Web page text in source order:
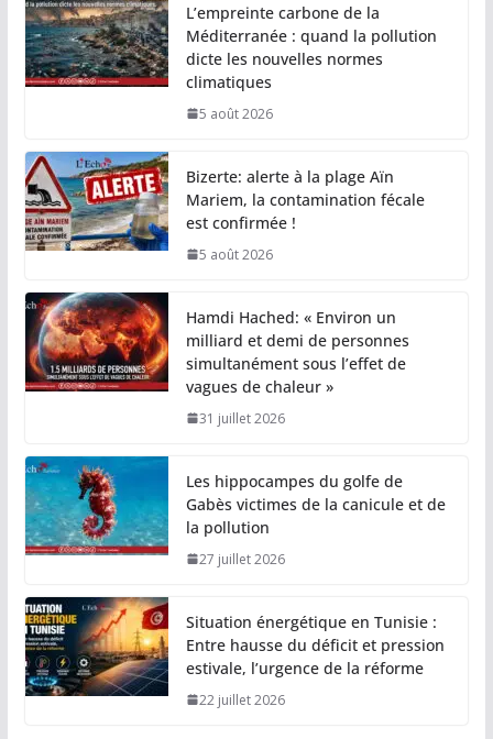
L’empreinte carbone de la
Méditerranée : quand la pollution
dicte les nouvelles normes
climatiques
5 août 2026
Bizerte: alerte à la plage Aïn
Mariem, la contamination fécale
est confirmée !
5 août 2026
Hamdi Hached: « Environ un
milliard et demi de personnes
simultanément sous l’effet de
vagues de chaleur »
31 juillet 2026
Les hippocampes du golfe de
Gabès victimes de la canicule et de
la pollution
27 juillet 2026
Situation énergétique en Tunisie :
Entre hausse du déficit et pression
estivale, l’urgence de la réforme
22 juillet 2026